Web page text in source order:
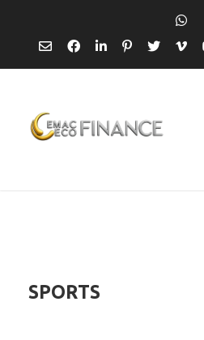
SPORTS